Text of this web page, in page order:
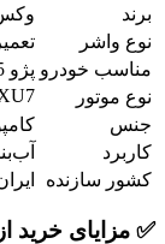
برند
وکس
نوع واشر
مناسب خودرو پژو 405، پارس، سمند
نوع موتور
جنس
کاربرد
کشور سازنده
✅ مزایای خرید